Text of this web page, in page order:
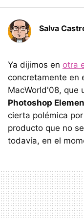
Salva
Ya dijimos en otra
concretamente en
MacWorld'08, que
Photoshop
cierta polémica
producto que no
todavía, en el